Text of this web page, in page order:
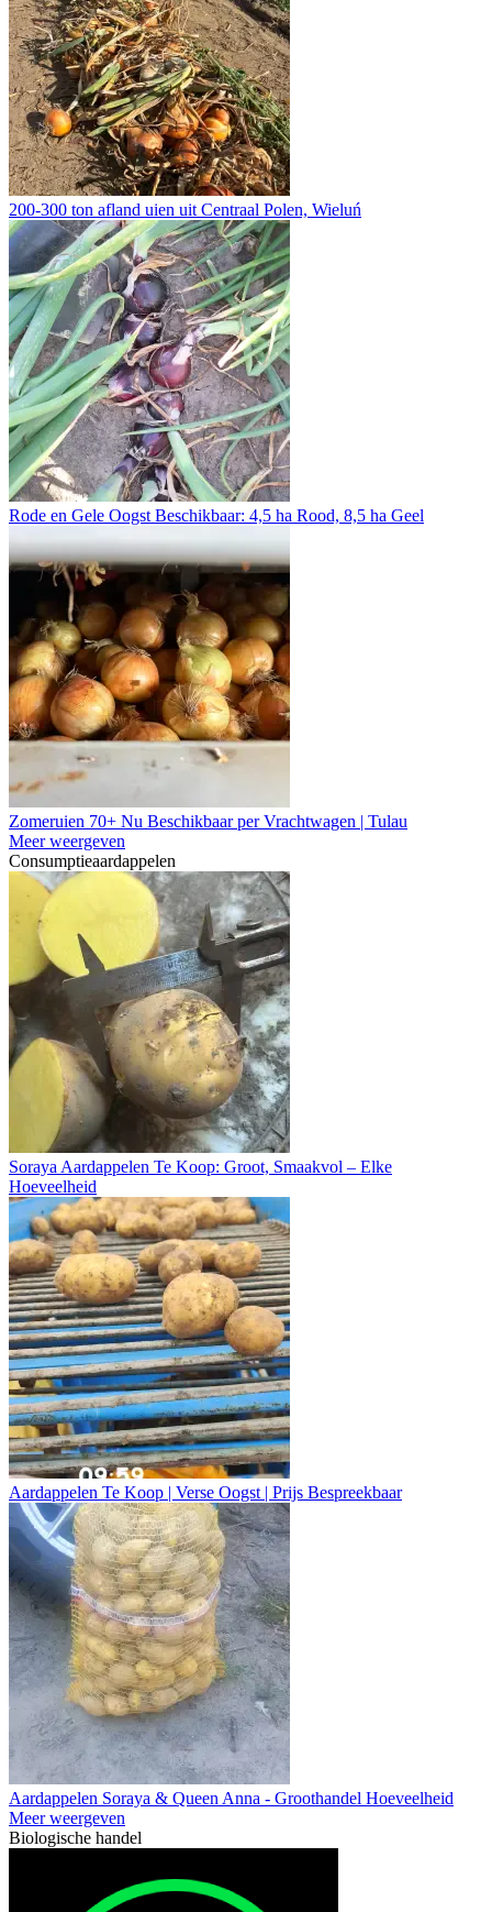
200-300 ton afland uien uit Centraal Polen, Wieluń
Rode en Gele Oogst Beschikbaar: 4,5 ha Rood, 8,5 ha Geel
Zomeruien 70+ Nu Beschikbaar per Vrachtwagen | Tulau
Meer weergeven
Consumptieaardappelen
Soraya Aardappelen Te Koop: Groot, Smaakvol – Elke
Hoeveelheid
Aardappelen Te Koop | Verse Oogst | Prijs Bespreekbaar
Aardappelen Soraya & Queen Anna - Groothandel Hoeveelheid
Meer weergeven
Biologische handel